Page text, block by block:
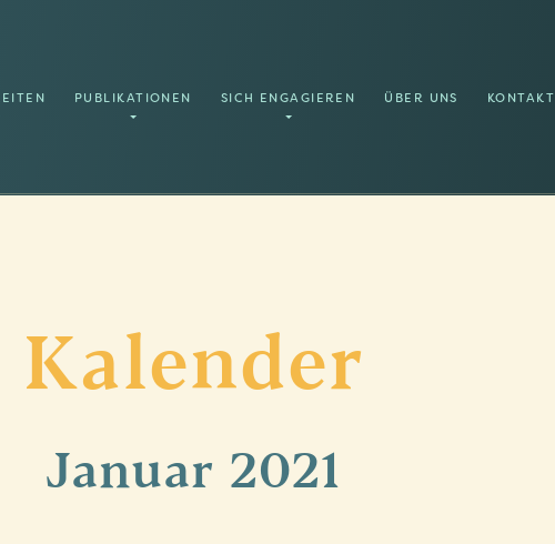
PUBLIKATIONEN SICH ENGAGIEREN ÜBER UNS KONTAKT
Kalender
Januar 2021